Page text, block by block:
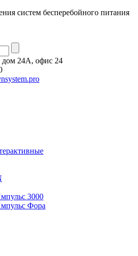
систем бесперебойного питания
дом 24А, офис 24
3000
Фора